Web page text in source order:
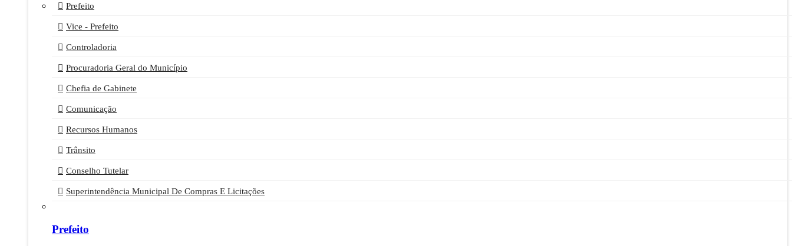
Prefeito
Vice - Prefeito
Controladoria
Procuradoria Geral do Município
Chefia de Gabinete
Comunicação
Recursos Humanos
Trânsito
Conselho Tutelar
Superintendência Municipal De Compras E Licitações
Prefeito